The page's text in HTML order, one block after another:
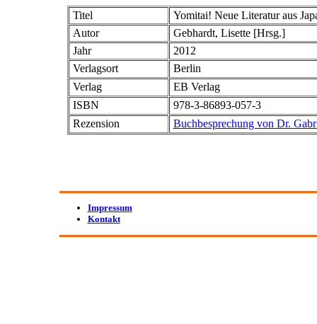
Titel
Yomitai! Neue Literatur aus
Autor
Gebhardt, Lisette [Hrsg.]
Jahr
2012
Verlagsort
Berlin
Verlag
EB Verlag
ISBN
978-3-86893-057-3
Rezension
Buchbesprechung von Dr.
Impressum
Kontakt